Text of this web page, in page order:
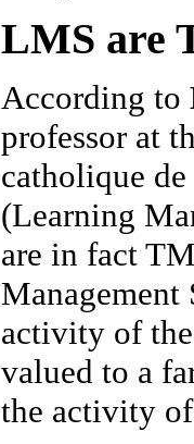
LMS are
According to
professor at
catholique
(Learning
are in fact
Management
activity of
valued to a
the activity